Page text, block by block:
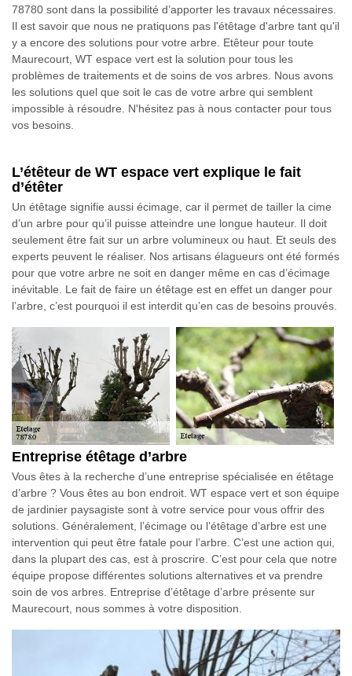
78780 sont dans la possibilité d’apporter les travaux nécessaires.
Il est savoir que nous ne pratiquons pas l'étêtage d'arbre tant qu'il
y a encore des solutions pour votre arbre. Etêteur pour toute
Maurecourt, WT espace vert est la solution pour tous les
problèmes de traitements et de soins de vos arbres. Nous avons
les solutions quel que soit le cas de votre arbre qui semblent
impossible à résoudre. N'hésitez pas à nous contacter pour tous
vos besoins.
L’étêteur de WT espace vert explique le fait
d’étêter
Un étêtage signifie aussi écimage, car il permet de tailler la cime
d’un arbre pour qu’il puisse atteindre une longue hauteur. Il doit
seulement être fait sur un arbre volumineux ou haut. Et seuls des
experts peuvent le réaliser. Nos artisans élagueurs ont été formés
pour que votre arbre ne soit en danger même en cas d’écimage
inévitable. Le fait de faire un étêtage est en effet un danger pour
l’arbre, c’est pourquoi il est interdit qu’en cas de besoins prouvés.
Entreprise étêtage d’arbre
Vous êtes à la recherche d’une entreprise spécialisée en étêtage
d’arbre ? Vous êtes au bon endroit. WT espace vert et son équipe
de jardinier paysagiste sont à votre service pour vous offrir des
solutions. Généralement, l’écimage ou l’étêtage d’arbre est une
intervention qui peut être fatale pour l’arbre. C’est une action qui,
dans la plupart des cas, est à proscrire. C’est pour cela que notre
équipe propose différentes solutions alternatives et va prendre
soin de vos arbres. Entreprise d’étêtage d’arbre présente sur
Maurecourt, nous sommes à votre disposition.